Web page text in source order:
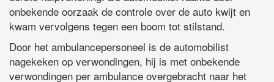
onbekende oorzaak de controle over de auto kwijt en
kwam vervolgens tegen een boom tot stilstand.
Door het ambulancepersoneel is de automobilist
nagekeken op verwondingen, hij is met onbekende
verwondingen per ambulance overgebracht naar het